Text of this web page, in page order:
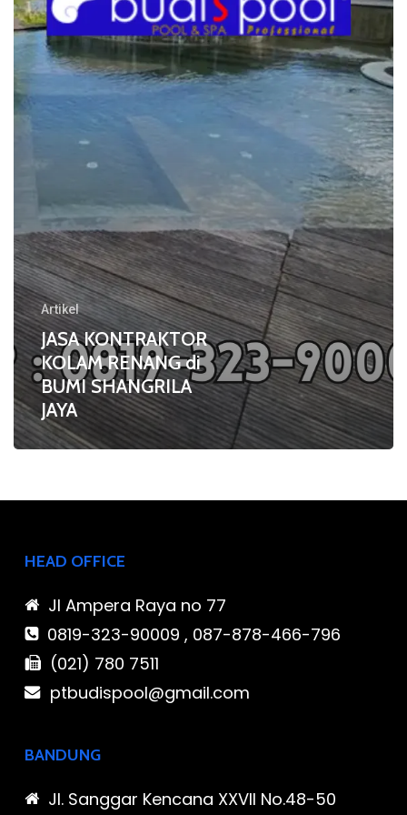
RENANG
SHANGRILA
Artikel
JASA KONTRAKTOR
KOLAM RENANG di
BUMI SHANGRILA
JAYA
HEAD OFFICE
Jl Ampera Raya no 77
0819-323-90009 , 087-878-466-796
(021) 780 7511
ptbudispool@gmail.com
BANDUNG
Jl. Sanggar Kencana XXVII No.48-50